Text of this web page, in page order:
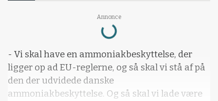
Annonce
Loading...
- Vi skal have en ammoniakbeskyttelse, der
ligger op ad EU-reglerne, og så skal vi stå af på
den der udvidede danske
ammoniakbeskyttelse. Og så skal vi lade være